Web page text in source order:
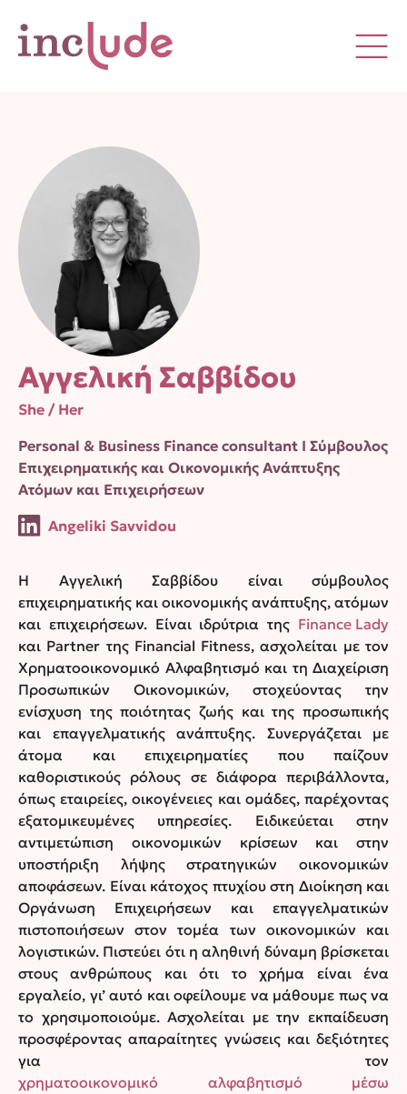
Αγγελική Σαββίδου
She / Her
Personal & Business Finance consultant Ι Σύμβουλος
Επιχειρηματικής και Οικονομικής Ανάπτυξης
Ατόμων και Επιχειρήσεων
Angeliki Savvidou
Η Αγγελική Σαββίδου είναι σύμβουλος
επιχειρηματικής και οικονομικής ανάπτυξης, ατόμων
και επιχειρήσεων. Είναι ιδρύτρια της Finance Lady
και Partner της Financial Fitness, ασχολείται με τον
Χρηματοοικονομικό Αλφαβητισμό και τη Διαχείριση
Προσωπικών Οικονομικών, στοχεύοντας την
ενίσχυση της ποιότητας ζωής και της προσωπικής
και επαγγελματικής ανάπτυξης. Συνεργάζεται με
άτομα και επιχειρηματίες που παίζουν
καθοριστικούς ρόλους σε διάφορα περιβάλλοντα,
όπως εταιρείες, οικογένειες και ομάδες, παρέχοντας
εξατομικευμένες υπηρεσίες. Ειδικεύεται στην
αντιμετώπιση οικονομικών κρίσεων και στην
υποστήριξη λήψης στρατηγικών οικονομικών
αποφάσεων. Είναι κάτοχος πτυχίου στη Διοίκηση και
Οργάνωση Επιχειρήσεων και επαγγελματικών
πιστοποιήσεων στον τομέα των οικονομικών και
λογιστικών. Πιστεύει ότι η αληθινή δύναμη βρίσκεται
στους ανθρώπους και ότι το χρήμα είναι ένα
εργαλείο, γι’ αυτό και οφείλουμε να μάθουμε πως να
το χρησιμοποιούμε. Ασχολείται με την εκπαίδευση
προσφέροντας απαραίτητες γνώσεις και δεξιότητες
για τον
χρηματοοικονομικό αλφαβητισμό μέσω